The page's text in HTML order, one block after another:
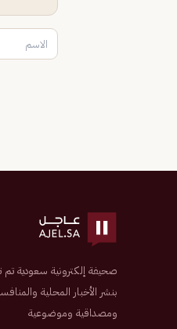
بنشر الأخبار المحلية
ومصداقية وموضوعية